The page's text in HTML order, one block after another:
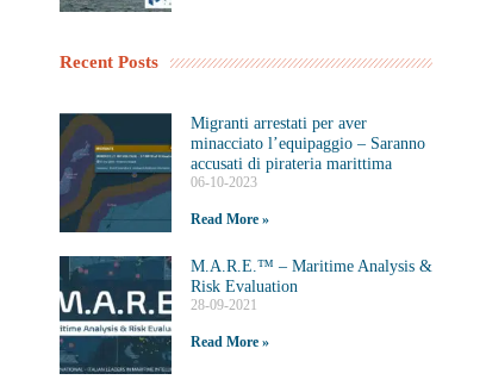
Recent Posts
Migranti arrestati per aver
minacciato l’equipaggio – Saranno
accusati di pirateria marittima
06-10-2023
Read More »
M.A.R.E.™️ – Maritime Analysis &
Risk Evaluation
28-09-2021
Read More »